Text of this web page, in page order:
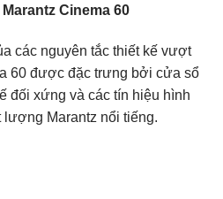
Cinema 60
các nguyên tắc thiết kế vượt
60 được đặc trưng bởi cửa sổ
đối xứng và các tín hiệu hình
Marantz nổi tiếng.